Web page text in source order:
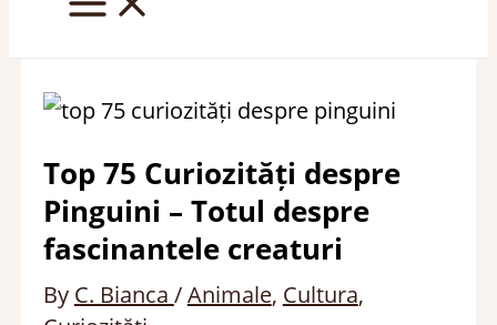
Top 75 Curiozități despre
Pinguini – Totul despre
fascinantele creaturi
By C. Bianca /Animale, Cultura,